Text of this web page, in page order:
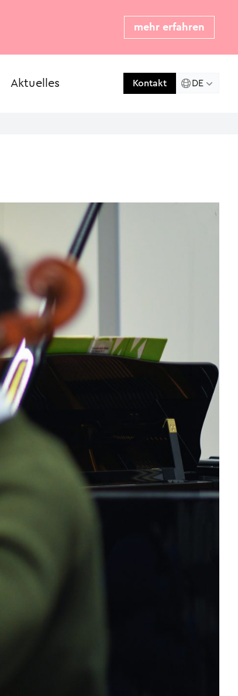
mehr erfahren
Aktuelles Kontakt DE